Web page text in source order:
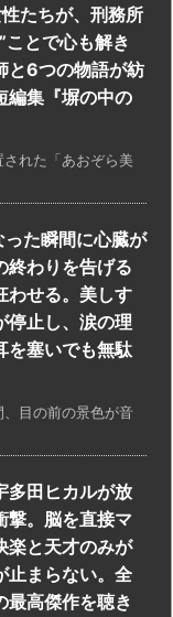
たちが、刑務所
ことで心も解き
6つの物語が紡
編集『塀の中の
された「あおぞら美
た瞬間に心臓が
終わりを告げる
わせる。美しす
停止し、涙の理
を塞いでも無駄
目の前の景色が音
多田ヒカルが放
撃。脳を直接マ
楽と天才のみが
止まらない。全
最高傑作を聴き